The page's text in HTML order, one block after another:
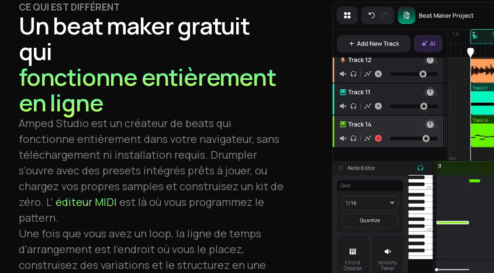
CE QUI EST DIFFÉRENT
Un beat maker gratuit
qui
fonctionne entièrement
en ligne
Amped Studio est un créateur de beats qui
fonctionne entièrement dans votre navigateur, sans
téléchargement ni installation requis. Drumpler
s'ouvre avec des presets intégrés prêts à jouer, ou
chargez vos propres samples et construisez un kit de
zéro. L' éditeur MIDI est là où vous programmez le
pattern.
Une fois que vous avez un loop, la ligne de temps
d'arrangement est l'endroit où vous le placez,
construisez des variations et le structurez en une